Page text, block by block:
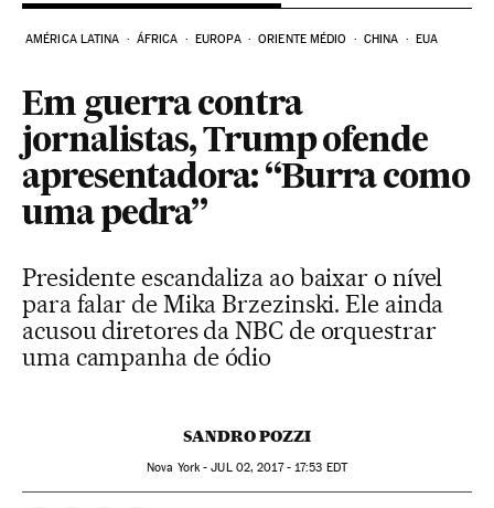
AMÉRICA LATINA ÁFRICA EUROPA ORIENTE MÉDIO CHINA EUA
Em guerra contra
jornalistas, Trump ofende
apresentadora: “Burra como
uma pedra”
Presidente escandaliza ao baixar o nível
para falar de Mika Brzezinski. Ele ainda
acusou diretores da NBC de orquestrar
uma campanha de ódio
SANDRO POZZI
Nova York -JUL02, 2017 - 17:53 EDT